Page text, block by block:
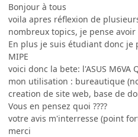
Bonjour à tous
voila apres réflexion de
nombreux topics, je pense
En plus je suis étudiant donc
MIPE
voici donc la bete: l'ASUS M6VA
mon utilisation : bureautique
creation de site web, base de
Vous en pensez quoi ????
votre avis m'interresse (point
merci